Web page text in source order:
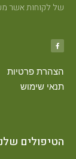
של לקוחות אשר
הצהרת פרטיות
תנאי שימוש
הטיפולים